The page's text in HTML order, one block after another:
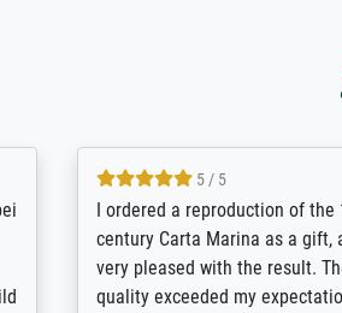
5 / 5
The team at Meisterdrucke
meet its clients demands, and
expert advice on how to obtain
results for the prints